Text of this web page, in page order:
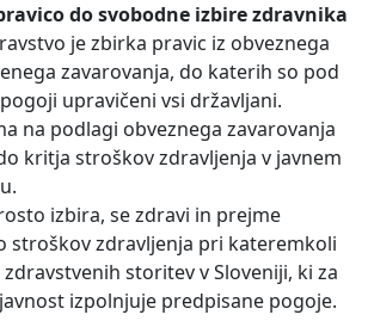
do svobodne izbire zdravnika
je zbirka pravic iz obveznega
zavarovanja, do katerih so pod
upravičeni vsi državljani.
na podlagi obveznega zavarovanja
kritja stroškov zdravljenja v javnem
izbira, se zdravi in prejme
stroškov zdravljenja pri kateremkoli
zdravstvenih storitev v Sloveniji, ki za
izpolnjuje predpisane pogoje.